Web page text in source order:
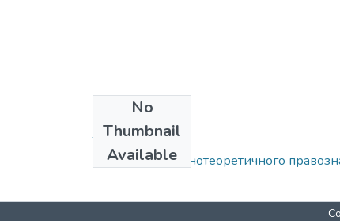
No
Thumbnail
Available
Collections
Том 2
Кафедра загальнотеоретичного